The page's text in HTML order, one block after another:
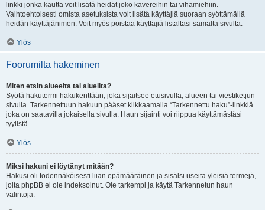
linkki jonka kautta voit lisätä heidät joko kavereihin tai vihamiehiin.
Vaihtoehtoisesti omista asetuksista voit lisätä käyttäjiä suoraan syöttämällä
heidän käyttäjänimen. Voit myös poistaa käyttäjiä listaltasi samalta sivulta.
Ylös
Foorumilta hakeminen
Miten etsin alueelta tai alueilta?
Syötä hakutermi hakukenttään, joka sijaitsee etusivulla, alueen tai viestiketjun
sivulla. Tarkennettuun hakuun pääset klikkaamalla “Tarkennettu haku”-linkkiä
joka on saatavilla jokaisella sivulla. Haun sijainti voi riippua käyttämästäsi
tyylistä.
Ylös
Miksi hakuni ei löytänyt mitään?
Hakusi oli todennäköisesti liian epämääräinen ja sisälsi useita yleisiä termejä,
joita phpBB ei ole indeksoinut. Ole tarkempi ja käytä Tarkennetun haun
valintoja.